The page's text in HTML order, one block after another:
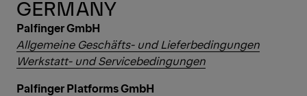
GERMANY
Palfinger GmbH
Allgemeine Geschäfts- und Lieferbedingungen
Werkstatt- und Servicebedingungen
Palfinger Platforms GmbH